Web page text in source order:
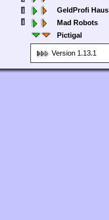
GeldProfi
Mad Robots
Pictigal
Version 1.13.1